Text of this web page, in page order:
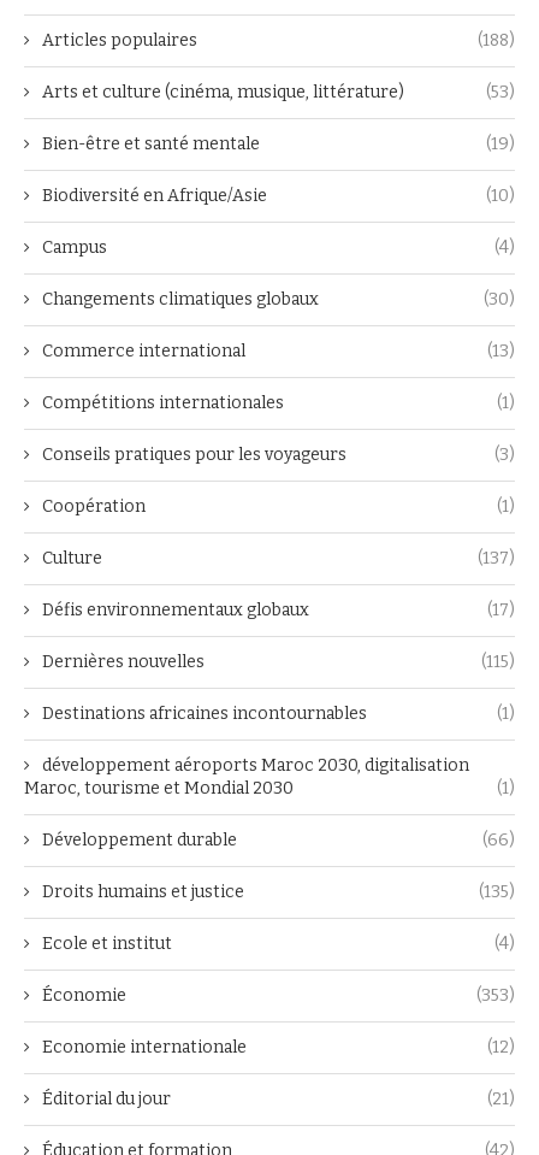
Articles populaires (188)
Arts et culture (cinéma, musique, littérature) (53)
Bien-être et santé mentale (19)
Biodiversité en Afrique/Asie (10)
Campus (4)
Changements climatiques globaux (30)
Commerce international (13)
Compétitions internationales (1)
Conseils pratiques pour les voyageurs (3)
Coopération (1)
Culture (137)
Défis environnementaux globaux (17)
Dernières nouvelles (115)
Destinations africaines incontournables (1)
développement aéroports Maroc 2030, digitalisation
Maroc, tourisme et Mondial 2030
(1)
Développement durable (66)
Droits humains et justice (135)
Ecole et institut (4)
Économie (353)
Economie internationale (12)
Éditorial du jour (21)
Éducation et formation (42)